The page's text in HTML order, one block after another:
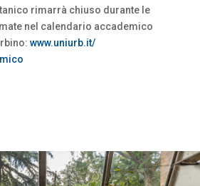
rimarrà chiuso durante le
nel calendario accademico
www.uniurb.it/